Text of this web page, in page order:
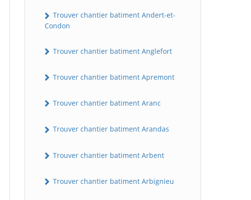
Trouver chantier batiment Andert-et-
Condon
Trouver chantier batiment Anglefort
Trouver chantier batiment Apremont
Trouver chantier batiment Aranc
Trouver chantier batiment Arandas
Trouver chantier batiment Arbent
Trouver chantier batiment Arbignieu